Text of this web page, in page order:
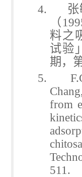
4. 张
（
料之
试验
期，
5.
from
511.